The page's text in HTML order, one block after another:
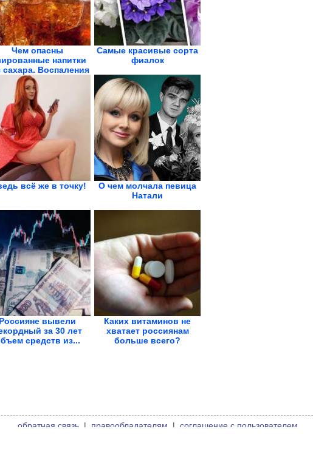
Чем опасны
напитки
сахара. Воспаления
в...
Самые красивые сорта
фиалок
всё же в точку!
О чем молчала певица
Натали
Россияне вывели
за 30 лет
средств из...
Каких витаминов не
хватает россиянам
больше всего?
обратная связь | правообладателям | соглашение с пользователем